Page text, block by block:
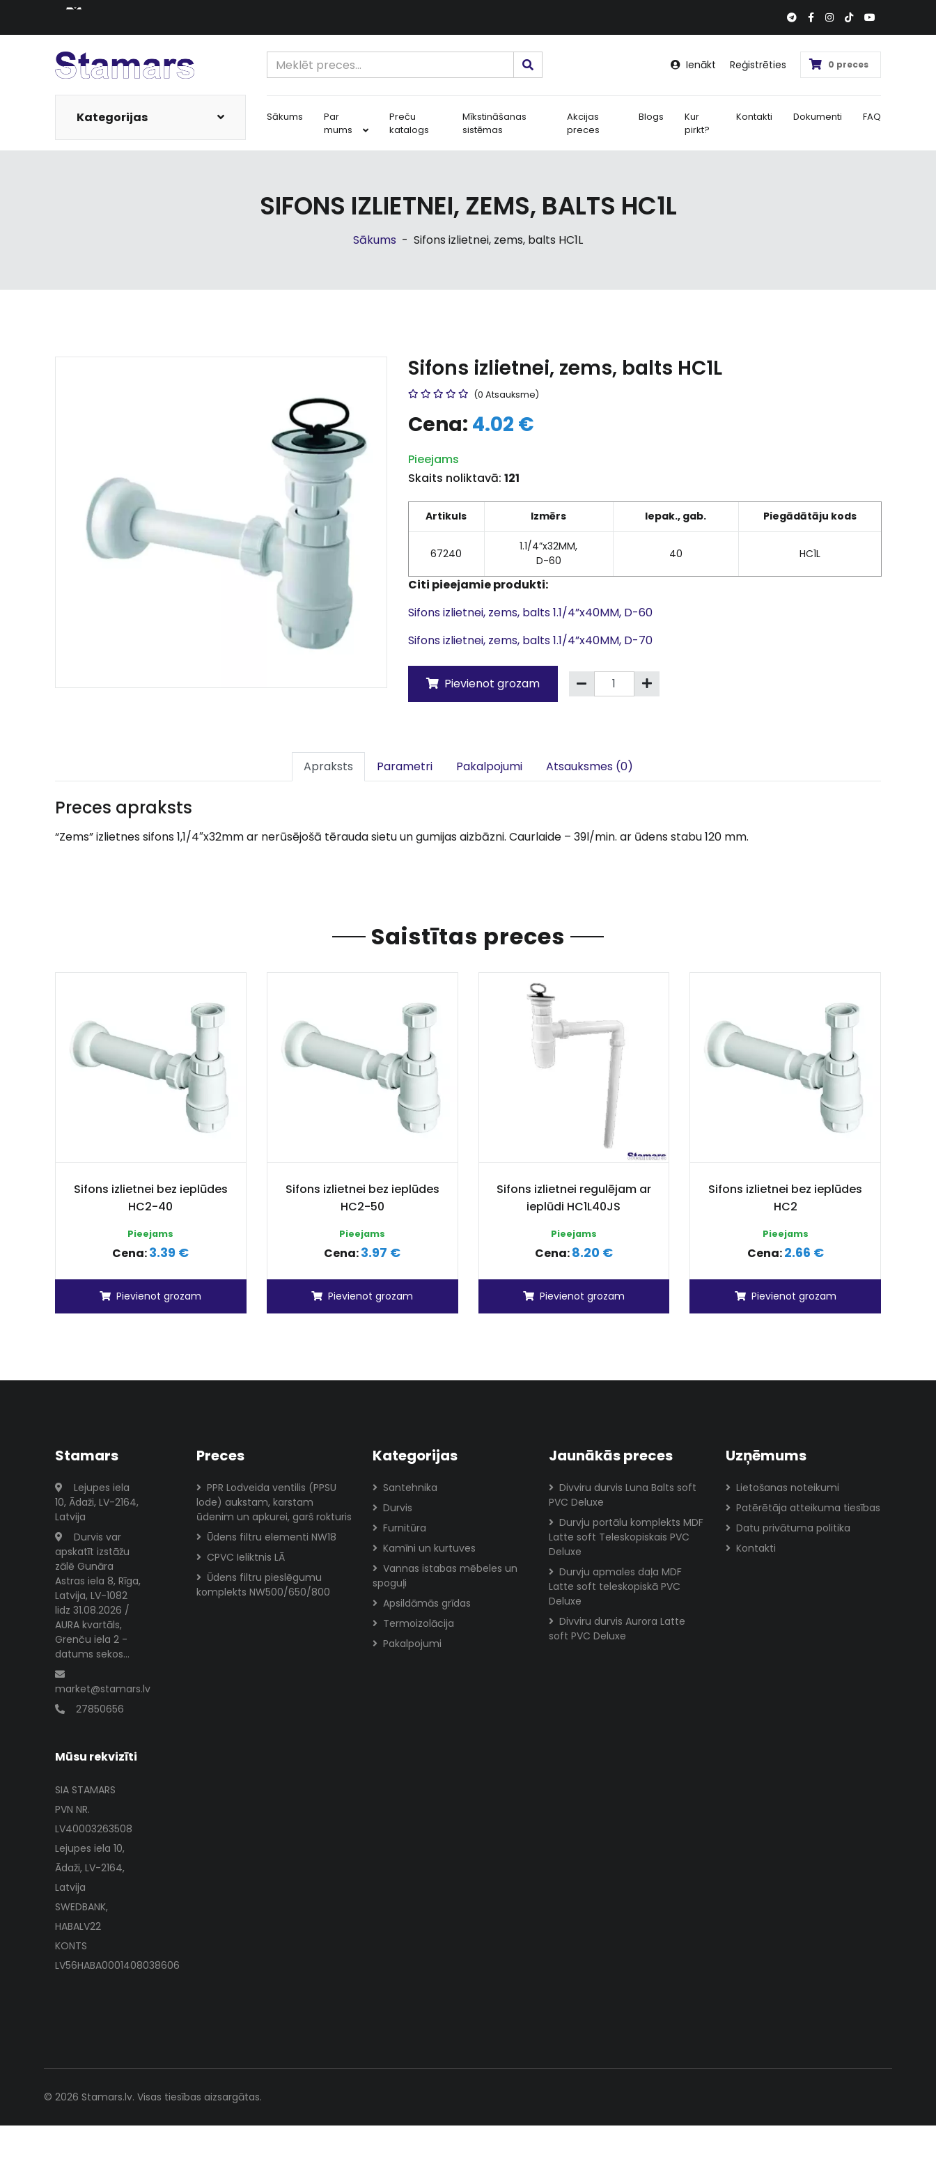
Ienākt Reģistrēties 0 preces
Kategorijas Sākums
Par
mums
Preču
katalogs
Mīkstināšanas
sistēmas
Akcijas
preces
Blogs
Kur
pirkt?
Kontakti Dokumenti FAQ
SIFONS IZLIETNEI, ZEMS, BALTS HC1L
Sākums - Sifons izlietnei, zems, balts HC1L
Sifons izlietnei, zems, balts HC1L
(0 Atsauksme)
Cena: 4.02 €
Pieejams
Skaits noliktavā: 121
Artikuls Izmērs Iepak., gab. Piegādātāju kods
67240
1.1/4”x32MM,
D-60
40 HC1L
Citi pieejamie produkti:
Sifons izlietnei, zems, balts 1.1/4”x40MM, D-60
Sifons izlietnei, zems, balts 1.1/4”x40MM, D-70
Pievienot grozam
Apraksts Parametri Pakalpojumi Atsauksmes (0)
Preces apraksts
“Zems” izlietnes sifons 1,1/4″x32mm ar nerūsējošā tērauda sietu un gumijas aizbāzni. Caurlaide – 39l/min. ar ūdens stabu 120 mm.
Saistītas preces
Sifons izlietnei bez ieplūdes
HC2-40
Pieejams
Cena:3.39 €
Pievienot grozam
Sifons izlietnei bez ieplūdes
HC2-50
Pieejams
Cena:3.97 €
Pievienot grozam
Sifons izlietnei regulējam ar
ieplūdi HC1L40JS
Pieejams
Cena:8.20 €
Pievienot grozam
Sifons izlietnei bez ieplūdes
HC2
Pieejams
Cena:2.66 €
Pievienot grozam
Stamars
Lejupes iela
10, Ādaži, LV-2164,
Latvija
Durvis var
apskatīt izstāžu
zālē Gunāra
Astras iela 8, Rīga,
Latvija, LV-1082
lidz 31.08.2026 /
AURA kvartāls,
Grenču iela 2 -
datums sekos...
market@stamars.lv
27850656
Mūsu rekvizīti
SIA STAMARS
PVN NR.
LV40003263508
Lejupes iela 10,
Ādaži, LV-2164,
Latvija
SWEDBANK,
HABALV22
KONTS
LV56HABA0001408038606
Preces
PPR Lodveida ventilis (PPSU
lode) aukstam, karstam
ūdenim un apkurei, garš rokturis
Ūdens filtru elementi NW18
CPVC Ieliktnis LĀ
Ūdens filtru pieslēgumu
komplekts NW500/650/800
Kategorijas
Santehnika
Durvis
Furnitūra
Kamīni un kurtuves
Vannas istabas mēbeles un
spoguļi
Apsildāmās grīdas
Termoizolācija
Pakalpojumi
Jaunākās preces
Divviru durvis Luna Balts soft
PVC Deluxe
Durvju portālu komplekts MDF
Latte soft Teleskopiskais PVC
Deluxe
Durvju apmales daļa MDF
Latte soft teleskopiskā PVC
Deluxe
Divviru durvis Aurora Latte
soft PVC Deluxe
Uzņēmums
Lietošanas noteikumi
Patērētāja atteikuma tiesības
Datu privātuma politika
Kontakti
© 2026 Stamars.lv. Visas tiesības aizsargātas.